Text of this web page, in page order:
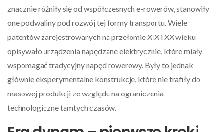
znacznie różniły się od współczesnych e-rowerów, stanowiły
one podwaliny pod rozwój tej formy transportu. Wiele
patentów zarejestrowanych na przełomie XIX i XX wieku
opisywało urządzenia napędzane elektrycznie, które miały
wspomagać tradycyjny napęd rowerowy. Były to jednak
głównie eksperymentalne konstrukcje, które nie trafiły do
masowej produkcji ze względu na ograniczenia
technologiczne tamtych czasów.